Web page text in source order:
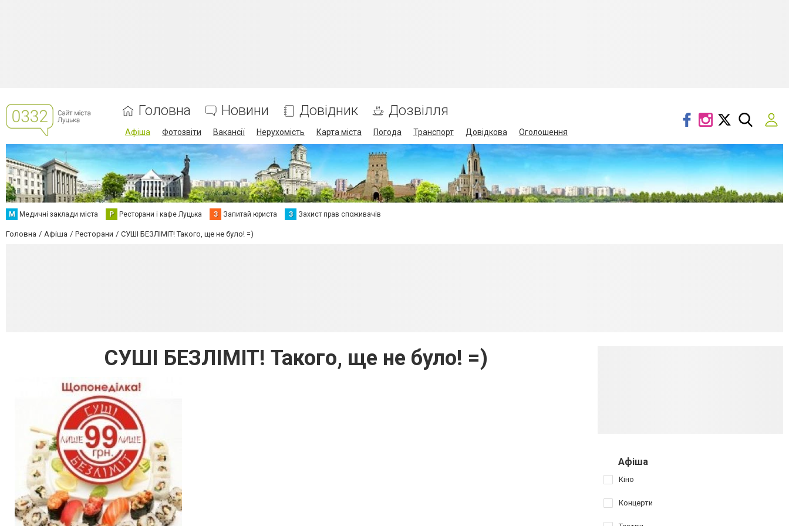
Головна Новини Довідник Дозвілля
Афіша Фотозвіти Вакансії Нерухомість Карта міста Погода Транспорт Довідкова Оголошення
М Медичні заклади міста Р Ресторани і кафе Луцька З Запитай юриста З Захист прав споживачів
Головна Афіша Ресторани СУШІ БЕЗЛІМІТ! Такого, ще не було! =)
СУШІ БЕЗЛІМІТ! Такого, ще не було! =)
Афіша
Кіно
Концерти